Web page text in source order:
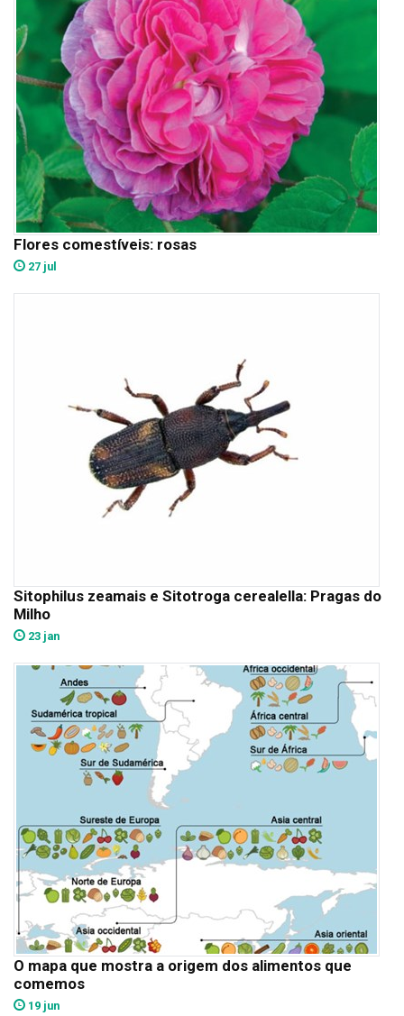
Flores comestíveis: rosas
27 jul
Sitophilus zeamais e Sitotroga cerealella: Pragas do
Milho
23 jan
O mapa que mostra a origem dos alimentos que
comemos
19 jun